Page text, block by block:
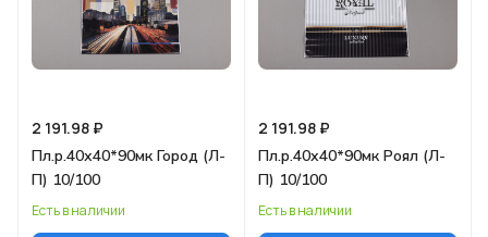
2 191.98 ₽
Пл.р.40х40*90мк Город (Л-
П) 10/100
Есть в наличии
2 191.98 ₽
Пл.р.40х40*90мк Роял (Л-
П) 10/100
Есть в наличии